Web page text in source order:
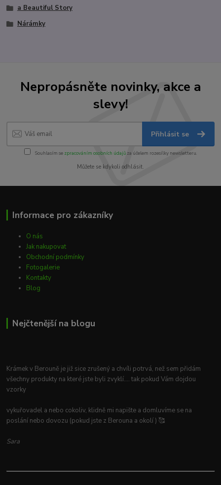
a Beautiful Story
Nárámky
Nepropásněte novinky, akce a
slevy!
Přihlásit se
Souhlasím se zpracováním osobních údajůza účelem rozesílky newsletteru.
Můžete se kdykoli odhlásit.
Informace pro zákazníky
O nás
Jak nakupovat
Obchodní podmínky
Fotogalerie
Kontakty
Blog
Nejčtenější na blogu
Krámek v Berouně je již sice zrušený a chvíli potrvá, než sem přidám
všechny produkty na které jste byli zvyklí.... tak pokud Vám dojdou
vzorky
vykuřovadel a nebo cokoliv, klidně mi napište a domluvíme se na
poslání nebo dovozu (pokud jste z Berouna a okolí ) 🥰
Sara